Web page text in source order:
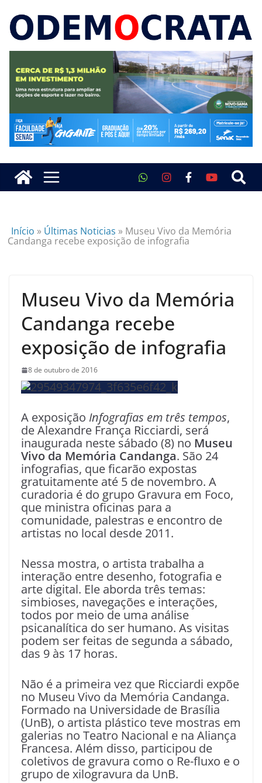
Início » Últimas Noticias » Museu Vivo da Memória
Candanga recebe exposição de infografia
Museu Vivo da Memória
Candanga recebe
exposição de infografia
8 de outubro de 2016
A exposição Infografias em três tempos,
de Alexandre França Ricciardi, será
inaugurada neste sábado (8) no Museu
Vivo da Memória Candanga. São 24
infografias, que ficarão expostas
gratuitamente até 5 de novembro. A
curadoria é do grupo Gravura em Foco,
que ministra oficinas para a
comunidade, palestras e encontro de
artistas no local desde 2011.
Nessa mostra, o artista trabalha a
interação entre desenho, fotografia e
arte digital. Ele aborda três temas:
simbioses, navegações e interações,
todos por meio de uma análise
psicanalítica do ser humano. As visitas
podem ser feitas de segunda a sábado,
das 9 às 17 horas.
Não é a primeira vez que Ricciardi expõe
no Museu Vivo da Memória Candanga.
Formado na Universidade de Brasília
(UnB), o artista plástico teve mostras em
galerias no Teatro Nacional e na Aliança
Francesa. Além disso, participou de
coletivos de gravura como o Re-fluxo e o
grupo de xilogravura da UnB.